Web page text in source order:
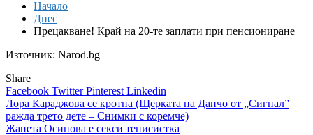
Начало
Днес
Прецакване! Край на 20-те заплати при пенсиониране
Източник: Narod.bg
Share
Facebook TwitterPinterest Linkedin
Навигация
Лора Караджова се кротна (Щерката на Данчо от „Сигнал”
ражда трето дете – Снимки с коремче)
Жанета Осипова е секси тенисистка